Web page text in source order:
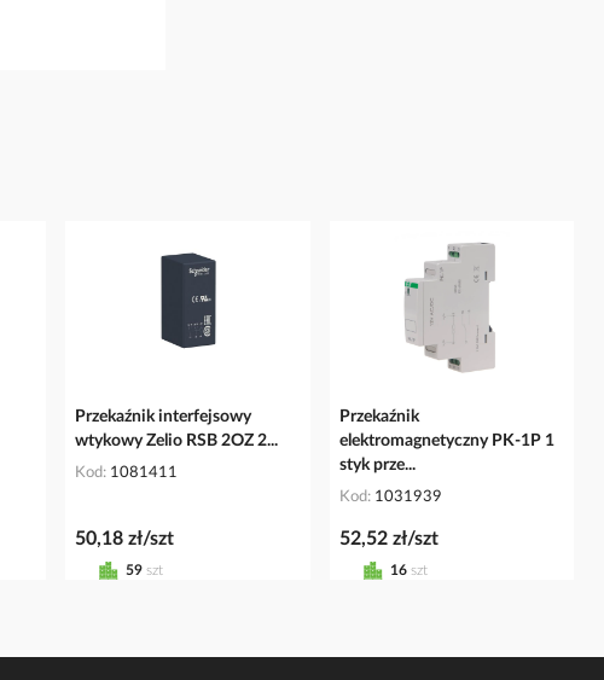
Przekaźnik interfejsowy
wtykowy Zelio RSB 2OZ 2...
Kod 1081411
50,18 zł/szt
59 szt
Przekaźnik
elektromagnetyczny PK-1P 1
styk prze...
Kod 1031939
52,52 zł/szt
16 szt